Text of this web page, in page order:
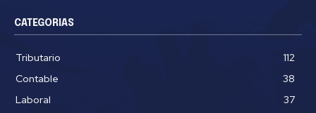
CATEGORIAS
Tributario
112
Contable
38
Laboral
37